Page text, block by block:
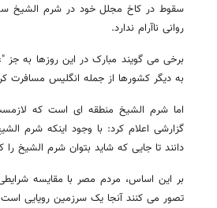
سقوط در کاخ مجلل خود در شرم الشیخ
روانی ناآرام ندارد.
برخی می گویند مبارک در این روزها به جز
به دیگر کشورها از جمله انگلیس مسافرت
اما شرم الشیخ منطقه ای است که
گزارشی اعلام کرد: با وجود اینکه شرم
دانند تا جایی که شاید بتوان شرم الشیخ
بر این اساس، مردم مصر با مقایسه
تصور می کنند آنجا یک سرزمین رویایی